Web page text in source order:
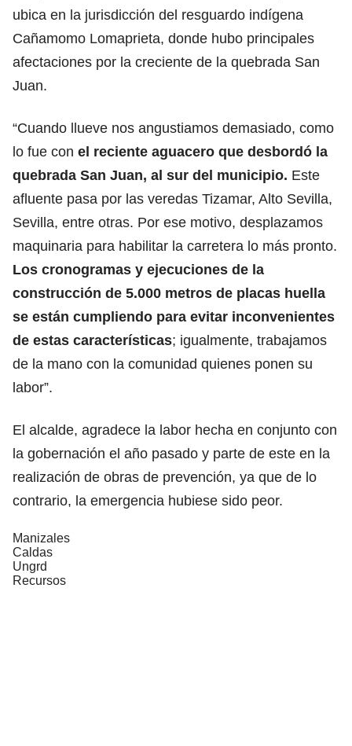
ubica en la jurisdicción del resguardo indígena
Cañamomo Lomaprieta, donde hubo principales
afectaciones por la creciente de la quebrada San
Juan.
“Cuando llueve nos angustiamos demasiado, como
lo fue con el reciente aguacero que desbordó la
quebrada San Juan, al sur del municipio. Este
afluente pasa por las veredas Tizamar, Alto Sevilla,
Sevilla, entre otras. Por ese motivo, desplazamos
maquinaria para habilitar la carretera lo más pronto.
Los cronogramas y ejecuciones de la
construcción de 5.000 metros de placas huella
se están cumpliendo para evitar inconvenientes
de estas características; igualmente, trabajamos
de la mano con la comunidad quienes ponen su
labor”.
El alcalde, agradece la labor hecha en conjunto con
la gobernación el año pasado y parte de este en la
realización de obras de prevención, ya que de lo
contrario, la emergencia hubiese sido peor.
Manizales
Caldas
Ungrd
Recursos